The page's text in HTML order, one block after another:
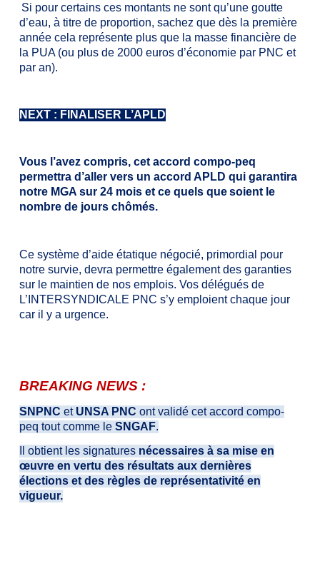
Si pour certains ces montants ne sont qu’une goutte
d’eau, à titre de proportion, sachez que dès la première
année cela représente plus que la masse financière de
la PUA (ou plus de 2000 euros d’économie par PNC et
par an).
NEXT : FINALISER L’APLD
Vous l’avez compris, cet accord compo-peq
permettra d’aller vers un accord APLD qui garantira
notre MGA sur 24 mois et ce quel s quesoient le
nombre de jours chômés.
Ce système d’aide étatique négocié, primordial pour
notre survie, devra permettre également des garanties
sur le maintien de nos emplois. Vos délégués de
L’INTERSYNDICALE PNC s’y emploient chaque jour
car il y a urgence.
BREAKING NEWS :
SNPNC et UNSA PNC ont validé cet accord compo-
peq tout comme le SNGAF.
Il obtient les signatures nécessaires à sa mise en
œuvreen vertu des résultats auxdernières
élections et des règles de représentativité en
vigueur.